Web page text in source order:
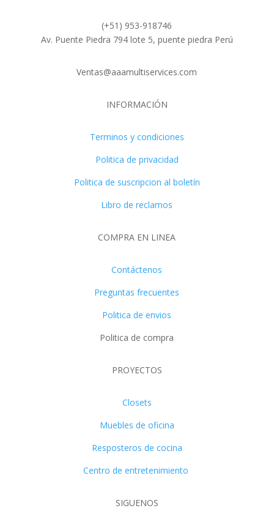
(+51) 953-918746
Av. Puente Piedra 794 lote 5, puente piedra Perú
Ventas@aaamultiservices.com
INFORMACIÓN
Terminos y condiciones
Politica de privacidad
Politica de suscripcion al boletín
Libro de reclamos
COMPRA EN LINEA
Contáctenos
Preguntas frecuentes
Politica de envios
Politica de compra
PROYECTOS
Closets
Muebles de oficina
Resposteros de cocina
Centro de entretenimiento
SIGUENOS